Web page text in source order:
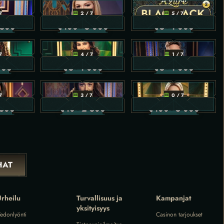
€100- 5 000
2 / 7
€5- 1 000
5 / 7
€5- 1 000
4 / 7
€5- 1 000
1 / 7
€10- 2 500
3 / 7
€100- 5 000
0 / 7
Turvallisuus ja
yksityisyys
Kampanjat
Casinon tarjoukset